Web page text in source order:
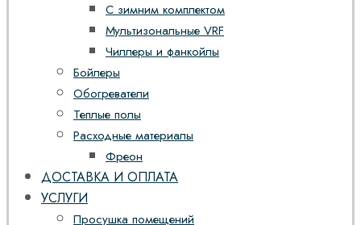
С зимним комплектом
Мультизональные VRF
Чиллеры и фанкойлы
Бойлеры
Обогреватели
Теплые полы
Расходные материалы
Фреон
ДОСТАВКА И ОПЛАТА
УСЛУГИ
Просушка помещений